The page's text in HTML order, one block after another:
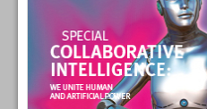
Personal